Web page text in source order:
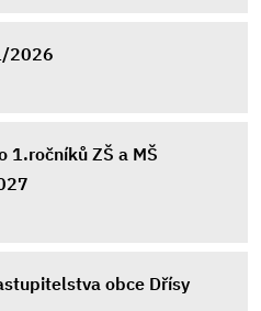
2026
1.ročníků ZŠ a MŠ
obce Dřísy